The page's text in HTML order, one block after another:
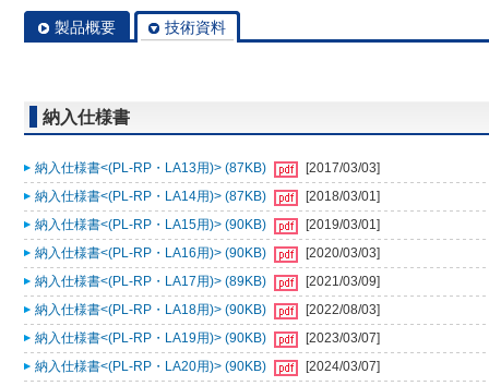
製品概要 技術資料
納入仕様書
納入仕様書<(PL-RP・LA13用)> (87KB)
[2017/03/03]
納入仕様書<(PL-RP・LA14用)> (87KB)
[2018/03/01]
納入仕様書<(PL-RP・LA15用)> (90KB)
[2019/03/01]
納入仕様書<(PL-RP・LA16用)> (90KB)
[2020/03/03]
納入仕様書<(PL-RP・LA17用)> (89KB)
[2021/03/09]
納入仕様書<(PL-RP・LA18用)> (90KB)
[2022/08/03]
納入仕様書<(PL-RP・LA19用)> (90KB)
[2023/03/07]
納入仕様書<(PL-RP・LA20用)> (90KB)
[2024/03/07]